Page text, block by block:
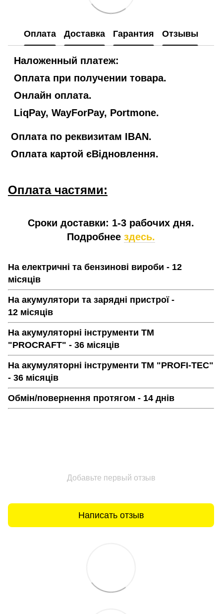
Оплата Доставка Гарантия Отзывы
Наложенный платеж:
Оплата при получении товара.
Онлайн оплата.
LiqPay, WayForPay, Portmone.
Оплата по реквизитам IBAN.
Оплата картой єВідновлення.
Оплата частями:
Сроки доставки: 1-3 рабочих дня.
Подробнее здесь.
На електричні та бензинові вироби - 12
місяців
На акумулятори та зарядні пристрої -
12 місяців
На акумуляторні інструменти ТМ
"PROCRAFT" - 36 місяців
На акумуляторні інструменти ТМ "PROFI-TEC"
- 36 місяців
Обмін/повернення протягом - 14 днів
Добавьте первый отзыв
Написать отзыв